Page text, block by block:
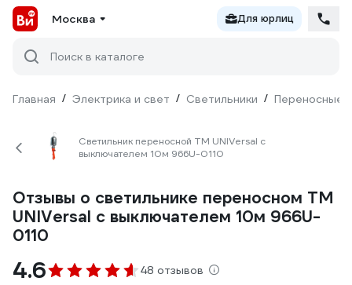
Москва Для юрлиц
Поиск в каталоге
Главная / Электрика и свет / Светильники / Переносные
Светильник переносной ТМ UNIVersal c
выключателем 10м 966U-0110
Отзывы о светильнике переносном ТМ
UNIVersal c выключателем 10м 966U-
0110
4.6 48 отзывов